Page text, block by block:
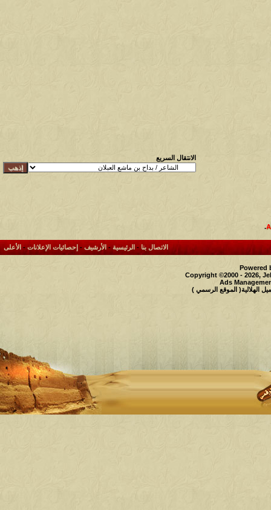
الانتقال السريع
.
الاتصال بنا- الرئيسية-الأرشيف- إحصائيات الإعلانات- الأعلى
Powered
Copyright ©2000 - 2026,
Ads
الهلالية( الموقع الرسمي )